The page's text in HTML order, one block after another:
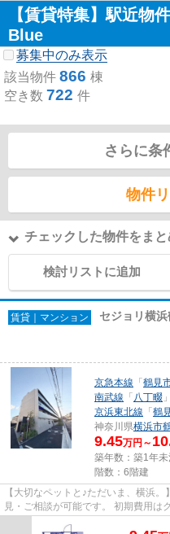
【賃貸特集】駅近物
Blue
募集中のみ表示
該当物件 866 棟
空き数 722 件
さらに条
物件
チェックした物件をまと
検討リストに追加
賃貸｜マンション セジョリ横
京急本線 「 鶴見
南武線 「 八丁畷
京浜東北線 「 鶴
神奈川県横浜市
9.45万円～
築年数：築1年未
階数：6階建
【大切なペットと♪ただいま、横浜
見・ご相談が可能です。 初期費用は